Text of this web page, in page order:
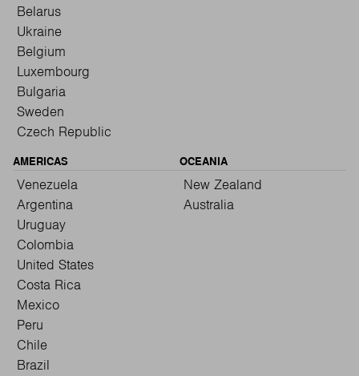
Belarus
Ukraine
Belgium
Luxembourg
Bulgaria
Sweden
Czech Republic
AMERICAS
Venezuela
Argentina
Uruguay
Colombia
United States
Costa Rica
Mexico
Peru
Chile
Brazil
OCEANIA
New Zealand
Australia